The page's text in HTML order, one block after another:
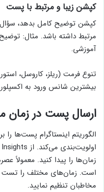
کپشن زیبا و مرتبط با پست
کپشن توضیح کامل بدهد،
مرتبط داشته باشد. مثال:
آموزشی.
تنوع فرمت (ریلز، کاروسل،
بیشترین شانس ورود به اکسپلور
ارسال پست در زمان
الگوریتم اینستاگرام پست‌ها
زمان‌ها را پیدا کنید. معمولاً
است. زمان‌های مختلف را
مخاطبان تنظیم نمایید.